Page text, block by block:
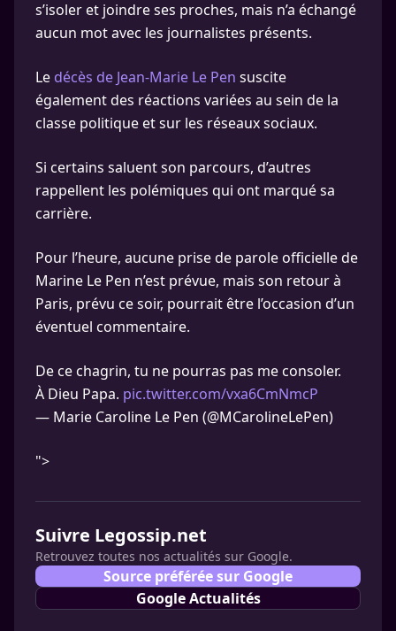
s’isoler et joindre ses proches, mais n’a échangé
aucun mot avec les journalistes présents.
Le décès de Jean-Marie Le Pen suscite
également des réactions variées au sein de la
classe politique et sur les réseaux sociaux.
Si certains saluent son parcours, d’autres
rappellent les polémiques qui ont marqué sa
carrière.
Pour l’heure, aucune prise de parole officielle de
Marine Le Pen n’est prévue, mais son retour à
Paris, prévu ce soir, pourrait être l’occasion d’un
éventuel commentaire.
De ce chagrin, tu ne pourras pas me consoler.
À Dieu Papa. pic.twitter.com/vxa6CmNmcP
— Marie Caroline Le Pen (@MCarolineLePen)
">
Suivre Legossip.net
Retrouvez toutes nos actualités sur Google.
Source préférée sur Google
Google Actualités